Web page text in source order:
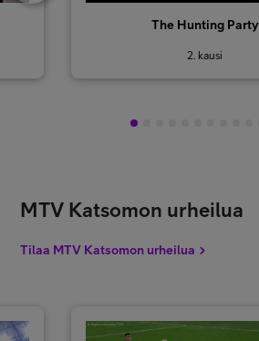
The Hunting Party
2. kausi
1
MTV Katsomon urheilua
Tilaa MTV Katsomon urheilua